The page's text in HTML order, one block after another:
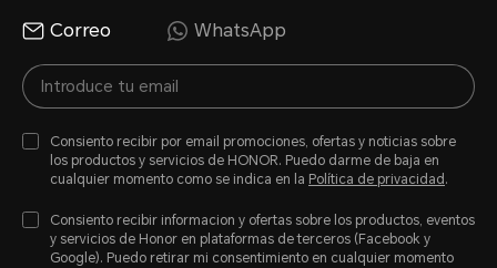
Correo WhatsApp
Consiento recibir por email promociones, ofertas y noticias sobre
los productos y servicios de HONOR. Puedo darme de baja en
cualquier momento como se indica en la Política de privacidad .
Consiento recibir informacion y ofertas sobre los productos, eventos
y servicios de Honor en plataformas de terceros (Facebook y
Google). Puedo retirar mi consentimiento en cualquier momento